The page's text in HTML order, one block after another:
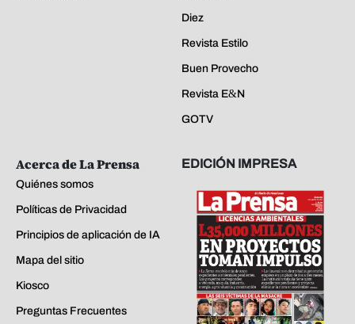
Diez
Revista Estilo
Buen Provecho
Revista E&N
GOTV
Acerca de La Prensa
Quiénes somos
Políticas de Privacidad
Principios de aplicación de IA
Mapa del sitio
Kiosco
Preguntas Frecuentes
EDICIÓN IMPRESA